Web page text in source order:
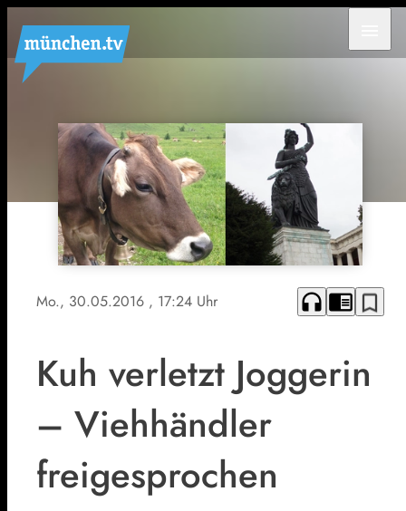
Mo., 30.05.2016 , 17:24 Uhr headphones chrome_reader_mode bookmark_border
Kuh verletzt Joggerin
– Viehhändler
freigesprochen